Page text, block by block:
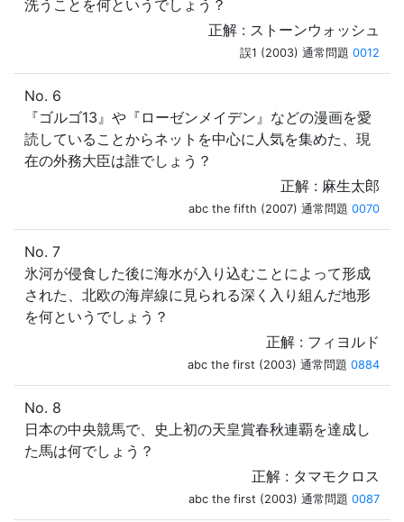
洗うことを何というでしょう？
正解 : ストーンウォッシュ
誤1 (2003) 通常問題 0012
No. 6
『ゴルゴ13』や『ローゼンメイデン』などの漫画を愛
読していることからネットを中心に人気を集めた、現
在の外務大臣は誰でしょう？
正解 : 麻生太郎
abc the fifth (2007) 通常問題 0070
No. 7
氷河が侵食した後に海水が入り込むことによって形成
された、北欧の海岸線に見られる深く入り組んだ地形
を何というでしょう？
正解 : フィヨルド
abc the first (2003) 通常問題 0884
No. 8
日本の中央競馬で、史上初の天皇賞春秋連覇を達成し
た馬は何でしょう？
正解 : タマモクロス
abc the first (2003) 通常問題 0087